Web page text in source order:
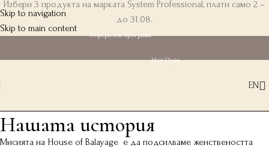
Skip to navigation
Skip to main content
Избери 3 продукта на марката System Professional, плати само 2 –
до 31.08.
Реферална програма
Hair Quiz
EN
Нашата история
Мисията на House of Balayage е да подсилваме женствеността